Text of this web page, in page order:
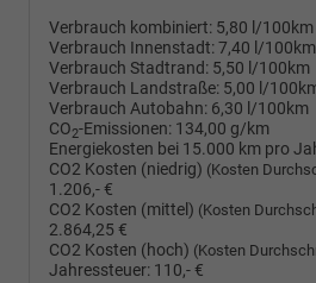
Verbrauch kombiniert: 5,80 l/100km
Verbrauch Innenstadt:7,40 l/100km
Verbrauch Stadtrand: 5,50 l/100km
Verbrauch Landstraße: 5,00 l/
Verbrauch Autobahn: 6,30 l/100km
CO2-Emissionen: 134,00 g/km
Energiekosten bei 15.000 km pro
CO2 Kosten (niedrig) (Kosten
1.206,- €
CO2 Kosten (mittel) (Kosten
2.864,25 €
CO2 Kosten (hoch) (Kosten
Jahressteuer: 110,- €